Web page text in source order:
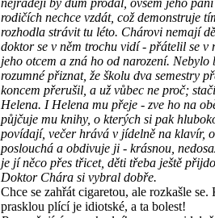
nejraději by dům prodal, ovšem jeho
rodičích nechce vzdát, což demonstruje
rozhodla strávit tu léto. Chárovi nemají
doktor se v něm trochu vidí - přátelil se v
jeho otcem a zná ho od narození. Nebylo
rozumné přiznat, že školu dva semestry
koncem přerušil, a už vůbec ne proč;
Helena. I Helena mu přeje - zve ho na
půjčuje mu knihy, o kterých si pak
povídají, večer hrává v jídelně na klavír,
poslouchá a obdivuje ji - krásnou,
je jí něco přes třicet, děti třeba ještě
Doktor Chára si vybral dobře.
Chce se zahřát cigaretou, ale rozkašle se.
prasklou plící je idiotské, a ta bolest!